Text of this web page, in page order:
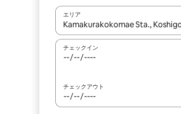
エリア
検索結果が表示されたら、上下の矢
チェックイン
チェックアウト